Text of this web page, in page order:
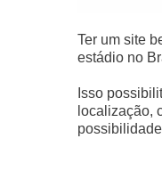
Ter um site
estádio no
Isso
localização,